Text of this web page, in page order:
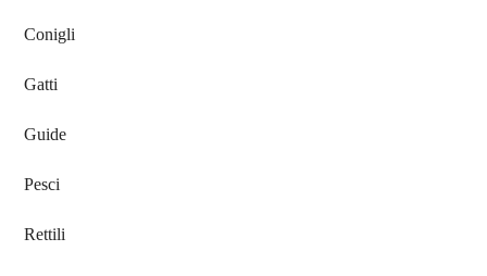
Conigli
Gatti
Guide
Pesci
Rettili